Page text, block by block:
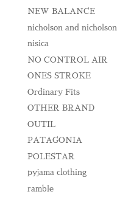
NEW BALANCE
nicholson and nicholson
nisica
NO CONTROL AIR
ONES STROKE
Ordinary Fits
OTHER BRAND
OUTIL
PATAGONIA
POLESTAR
pyjama clothing
ramble